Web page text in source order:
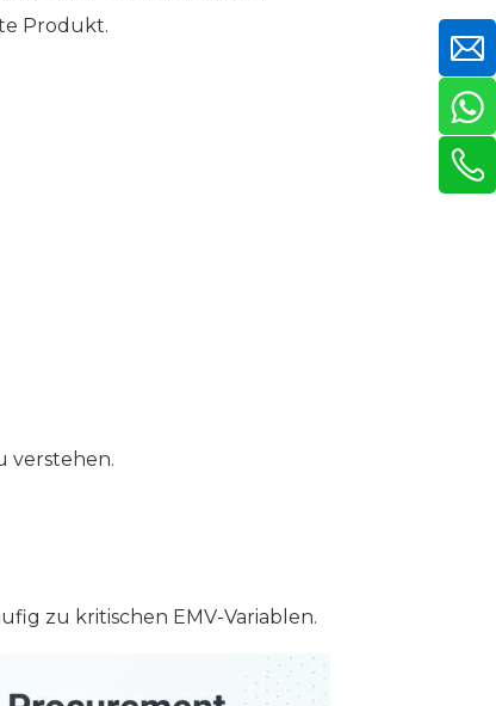
Produkt.
verstehen.
zu kritischen EMV-Variablen.